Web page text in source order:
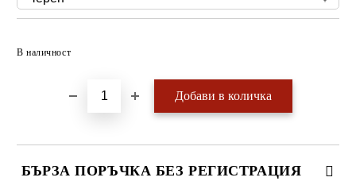
В наличност
БЪРЗА ПОРЪЧКА БЕЗ РЕГИСТРАЦИЯ